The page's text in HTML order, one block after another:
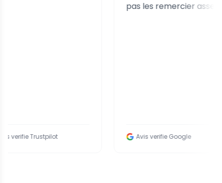
Trustpilot
pas les remercier assez.
Avis verifie Google